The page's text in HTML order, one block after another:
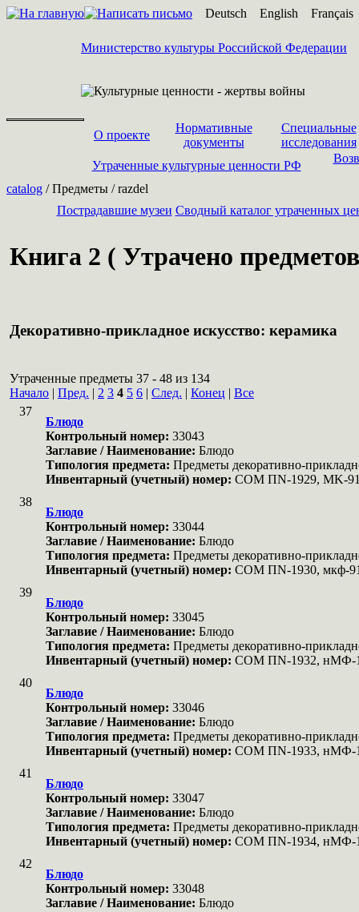
Deutsch English Français
Министерство культуры Российской Федерации
О проекте
Нормативные
документы
Специальные
исследования
Утраченные культурные ценности РФ
catalog / Предметы / razdel
Пострадавшие музеи Cводный каталог утраченных
Книга 2 ( Утрачено
Декоративно-прикладное искусство: керамика
Утраченные предметы 37 - 48 из 134
Начало | Пред. | 2 3 4 5 6 | След. | Конец | Все
37
Блюдо
Контрольный номер: 33043
Заглавие / Наименование: Блюдо
Типология предмета: Предметы декоративно-
Инвентарный (учетный) номер: COM ПN-1929, MK-
38
Блюдо
Контрольный номер: 33044
Заглавие / Наименование: Блюдо
Типология предмета: Предметы декоративно-
Инвентарный (учетный) номер: COM ПN-1930, мкф-
39
Блюдо
Контрольный номер: 33045
Заглавие / Наименование: Блюдо
Типология предмета: Предметы декоративно-
Инвентарный (учетный) номер: COM ПN-1932, нМФ-
40
Блюдо
Контрольный номер: 33046
Заглавие / Наименование: Блюдо
Типология предмета: Предметы декоративно-
Инвентарный (учетный) номер: COM ПN-1933, нМФ-
41
Блюдо
Контрольный номер: 33047
Заглавие / Наименование: Блюдо
Типология предмета: Предметы декоративно-
Инвентарный (учетный) номер: COM ПN-1934, нМФ-
42
Блюдо
Контрольный номер: 33048
Заглавие / Наименование: Блюдо